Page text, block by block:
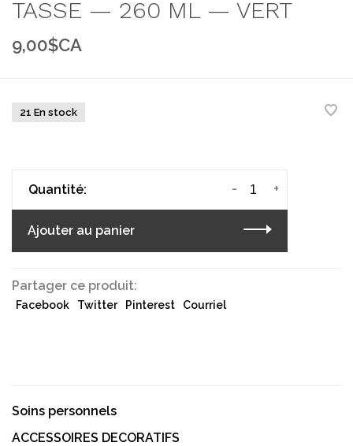
TASSE — 260 ML — VERT
9,00$CA
21 En stock
Quantité: +
-
Ajouter au panier
Partager ce produit:
Facebook Twitter Pinterest Courriel
Soins personnels
ACCESSOIRES DECORATIFS